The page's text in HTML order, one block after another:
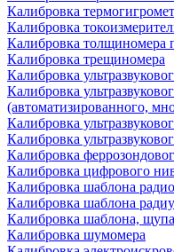
Калибровка
Калибровка
Калибровка толщиномера
Калибровка трещиномера
Калибровка
Калибровка
(автоматизированного,
Калибровка
Калибровка
Калибровка
Калибровка цифрового
Калибровка шаблона
Калибровка шаблона
Калибровка шаблона, щупа
Калибровка шумомера